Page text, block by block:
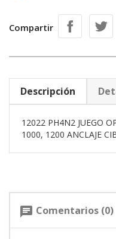
Compartir
Descripción
12022 PH4N2 JUEGO
1000, 1200 ANCLAJE
chat Comentarios (0)